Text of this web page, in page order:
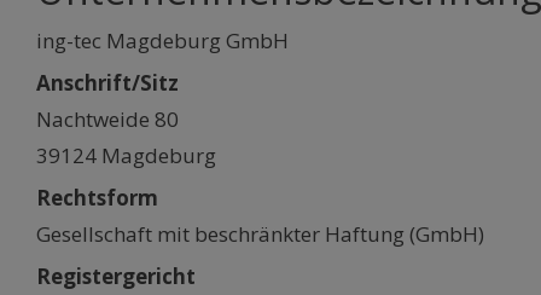
ing-tec Magdeburg GmbH
Anschrift/Sitz
Nachtweide 80
39124 Magdeburg
Rechtsform
Gesellschaft mit beschränkter Haftung (GmbH)
Registergericht